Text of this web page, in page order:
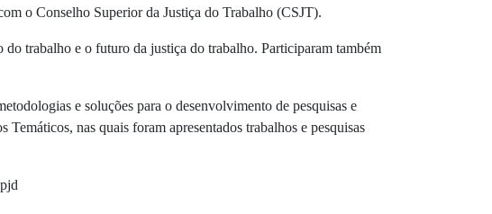
o Conselho Superior da Justiça do Trabalho (CSJT).
trabalho e o futuro da justiça do trabalho. Participaram também
e soluções para o desenvolvimento de pesquisas e
Temáticos, nas quais foram apresentados trabalhos e pesquisas